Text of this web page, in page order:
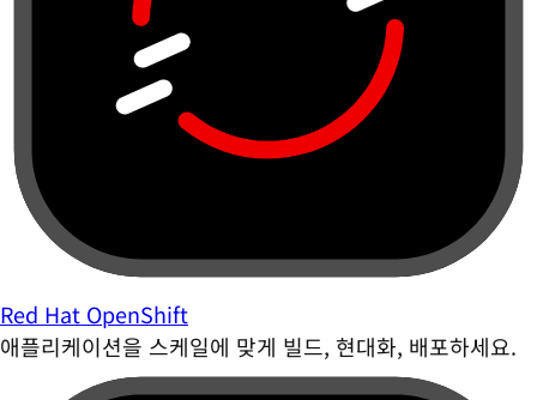
Red Hat OpenShift
애플리케이션을 스케일에 맞게 빌드, 현대화, 배포하세요.